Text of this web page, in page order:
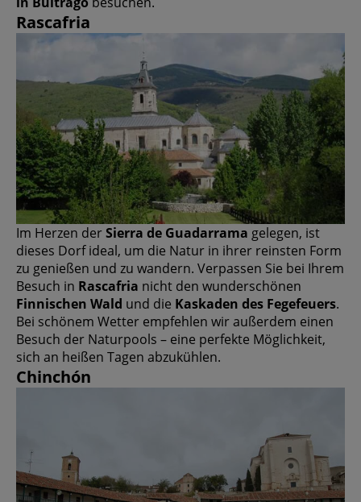
Rascafria
Im Herzen derSierra de Guadarrama gelegen, ist
dieses Dorf ideal, um die Natur in ihrer reinsten Form
zu genießen und zu wandern. Verpassen Sie bei Ihrem
Besuch in Rascafria nicht den wunderschönen
Finnischen Wald und die Kaskaden des Fegefeuers.
Bei schönem Wetter empfehlen wir außerdem einen
Besuch der Naturpools – eine perfekte Möglichkeit,
sich an heißen Tagen abzukühlen.
Chinchón